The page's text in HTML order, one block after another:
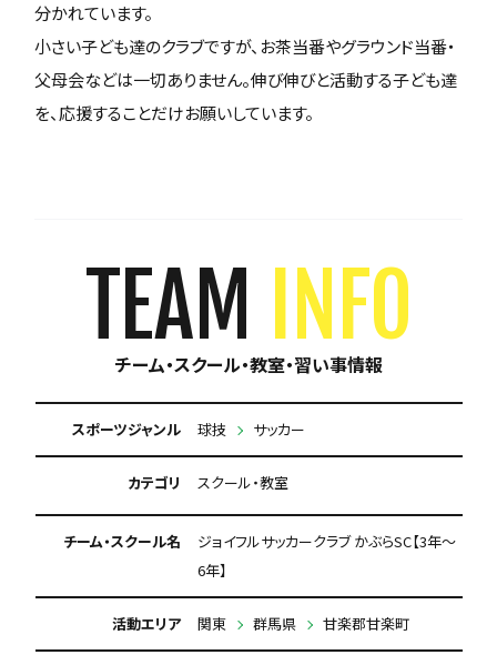
分かれています。
小さい子ども達のクラブですが、お茶当番やグラウンド当番・
父母会などは一切ありません。伸び伸びと活動する子ども達
を、応援することだけお願いしています。
TEAM INFO
チーム・スクール・教室・習い事情報
スポーツジャンル 球技 サッカー
カテゴリ スクール・教室
チーム・スクール名
ジョイフルサッカークラブ かぶらSC【3年～
6年】
活動エリア 関東 群馬県 甘楽郡甘楽町